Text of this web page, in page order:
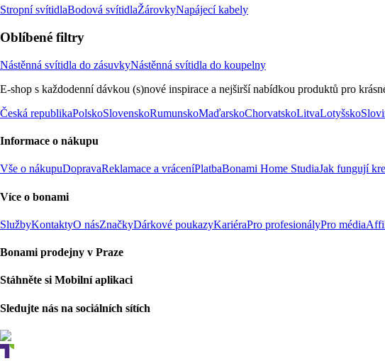
Stropní svítidlaBodová svítidlaŽárovkyNapájecí kabely
Oblíbené filtry
Nástěnná svítidla do zásuvkyNástěnná svítidla do koupelny
E-shop s každodenní dávkou (s)nové inspirace a nejširší nabídkou produktů pro
Česká republikaPolskoSlovenskoRumunskoMaďarskoChorvatskoLitvaLotyšsko
Informace o nákupu
Vše o nákupuDopravaReklamace a vráceníPlatbaBonami Home StudiaJak fungují
Více o bonami
SlužbyKontaktyO násZnačkyDárkové poukazyKariéraPro profesionályPro média
Bonami prodejny v Praze
Stáhněte si Mobilní aplikaci
Sledujte nás na sociálních sítích